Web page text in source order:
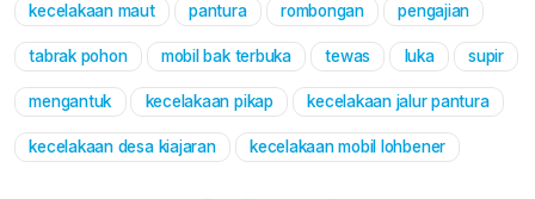
Mute
kecelakaan maut pantura rombongan pengajian
tabrak pohon mobil bak terbuka tewas luka supir
mengantuk kecelakaan pikap kecelakaan jalur pantura
kecelakaan desa kiajaran kecelakaan mobil lohbener